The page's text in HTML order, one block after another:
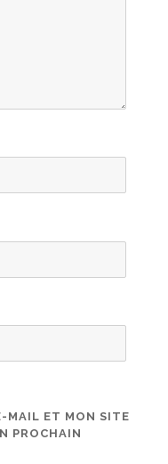
MAIL ET MON SITE
PROCHAIN